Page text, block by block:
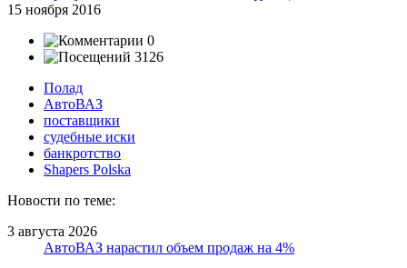
15 ноября 2016
0
3126
Полад
АвтоВАЗ
поставщики
судебные иски
банкротство
Shapers Polska
Новости по теме:
3 августа 2026
АвтоВАЗ нарастил объем продаж на 4%